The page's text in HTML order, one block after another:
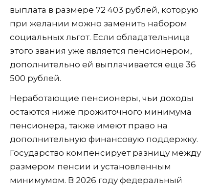
выплата в размере 72 403 рублей, которую
при желании можно заменить набором
социальных льгот. Если обладательница
этого звания уже является пенсионером,
дополнительно ей выплачивается еще 36
500 рублей.
Неработающие пенсионеры, чьи доходы
остаются ниже прожиточного минимума
пенсионера, также имеют право на
дополнительную финансовую поддержку.
Государство компенсирует разницу между
размером пенсии и установленным
минимумом. В 2026 году федеральный